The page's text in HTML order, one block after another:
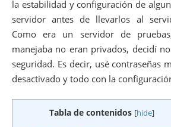
la estabilidad y configuración de
servidor antes de llevarlos al
Como era un servidor de
manejaba no eran privados, decidí
seguridad. Es decir, usé contraseñas
desactivado y todo con la
Tabla de contenidos [hide]